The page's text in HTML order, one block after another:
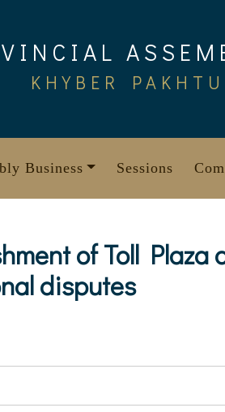
KHYBER
Business Sessions
of Toll
disputes